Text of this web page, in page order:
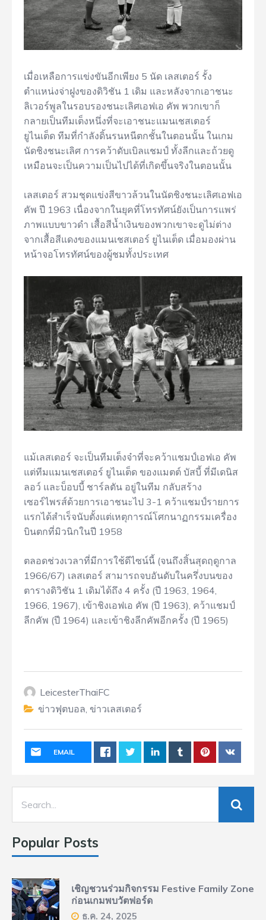
เมื่อเหลือการแข่งขันอีกเพียง 5 นัด เลสเตอร์ รั้ง
ตำแหน่งจ่าฝูงของดิวิชัน 1 เดิม และหลังจากเอาชนะ
ลิเวอร์พูลในรอบรองชนะเลิศเอฟเอ คัพ พวกเขาก็
กลายเป็นทีมเต็งหนึ่งที่จะเอาชนะแมนเชสเตอร์
ยูไนเต็ด ทีมที่กำลังดิ้นรนหนีตกชั้นในตอนนั้น ในเกม
นัดชิงชนะเลิศ การคว้าดับเบิลแชมป์ ทั้งลีกและถ้วยดู
เหมือนจะเป็นความเป็นไปได้ที่เกิดขึ้นจริงในตอนนั้น
เลสเตอร์ สวมชุดแข่งสีขาวล้วนในนัดชิงชนะเลิศเอฟเอ
คัพ ปี 1963 เนื่องจากในยุคที่โทรทัศน์ยังเป็นการแพร่
ภาพแบบขาวดำ เสื้อสีน้ำเงินของพวกเขาจะดูไม่ต่าง
จากเสื้อสีแดงของแมนเชสเตอร์ ยูไนเต็ด เมื่อมองผ่าน
หน้าจอโทรทัศน์ของผู้ชมทั้งประเทศ
แม้เลสเตอร์ จะเป็นทีมเต็งจ๋าที่จะคว้าแชมป์เอฟเอ คัพ
แต่ทีมแมนเชสเตอร์ ยูไนเต็ด ของแมตต์ บัสบี้ ที่มีเดนิส
ลอว์ และบ็อบบี้ ชาร์ลตัน อยู่ในทีม กลับสร้าง
เซอร์ไพรส์ด้วยการเอาชนะไป 3-1 คว้าแชมป์รายการ
แรกได้สำเร็จนับตั้งแต่เหตุการณ์โศกนาฏกรรมเครื่อง
บินตกที่มิวนิกในปี 1958
ตลอดช่วงเวลาที่มีการใช้ดีไซน์นี้ (จนถึงสิ้นสุดฤดูกาล
1966/67) เลสเตอร์ สามารถจบอันดับในครึ่งบนของ
ตารางดิวิชัน 1 เดิมได้ถึง 4 ครั้ง (ปี 1963, 1964,
1966, 1967), เข้าชิงเอฟเอ คัพ (ปี 1963), คว้าแชมป์
ลีกคัพ (ปี 1964) และเข้าชิงลีกคัพอีกครั้ง (ปี 1965)
LeicesterThaiFC
ข่าวฟุตบอล ข่าวเลสเตอร์
EMAIL
Popular Posts
เชิญชวนร่วมกิจกรรม Festive Family Zone
ก่อนเกมพบวัตฟอร์ด
ธ.ค. 24, 2025